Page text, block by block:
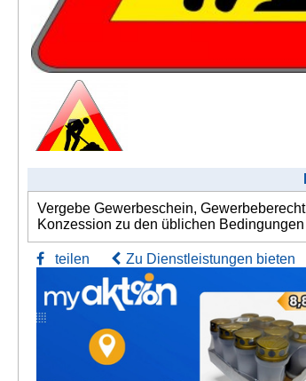
Vergebe Gewerbeschein,
Konzession zu den üblichen
teilen Zu Dienstleistungen bieten